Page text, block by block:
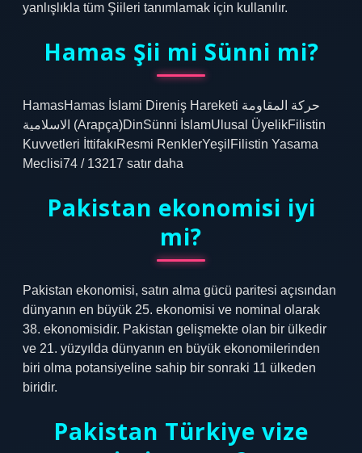
yanlışlıkla tüm Şiileri tanımlamak için kullanılır.
Hamas Şii mi Sünni mi?
HamasHamas İslami Direniş Hareketi حركة المقاومة
الاسلامية (Arapça)DinSünni İslamUlusal ÜyelikFilistin
Kuvvetleri İttifakıResmi RenklerYeşilFilistin Yasama
Meclisi74 / 13217 satır daha
Pakistan ekonomisi iyi
mi?
Pakistan ekonomisi, satın alma gücü paritesi açısından
dünyanın en büyük 25. ekonomisi ve nominal olarak
38. ekonomisidir. Pakistan gelişmekte olan bir ülkedir
ve 21. yüzyılda dünyanın en büyük ekonomilerinden
biri olma potansiyeline sahip bir sonraki 11 ülkeden
biridir.
Pakistan Türkiye vize